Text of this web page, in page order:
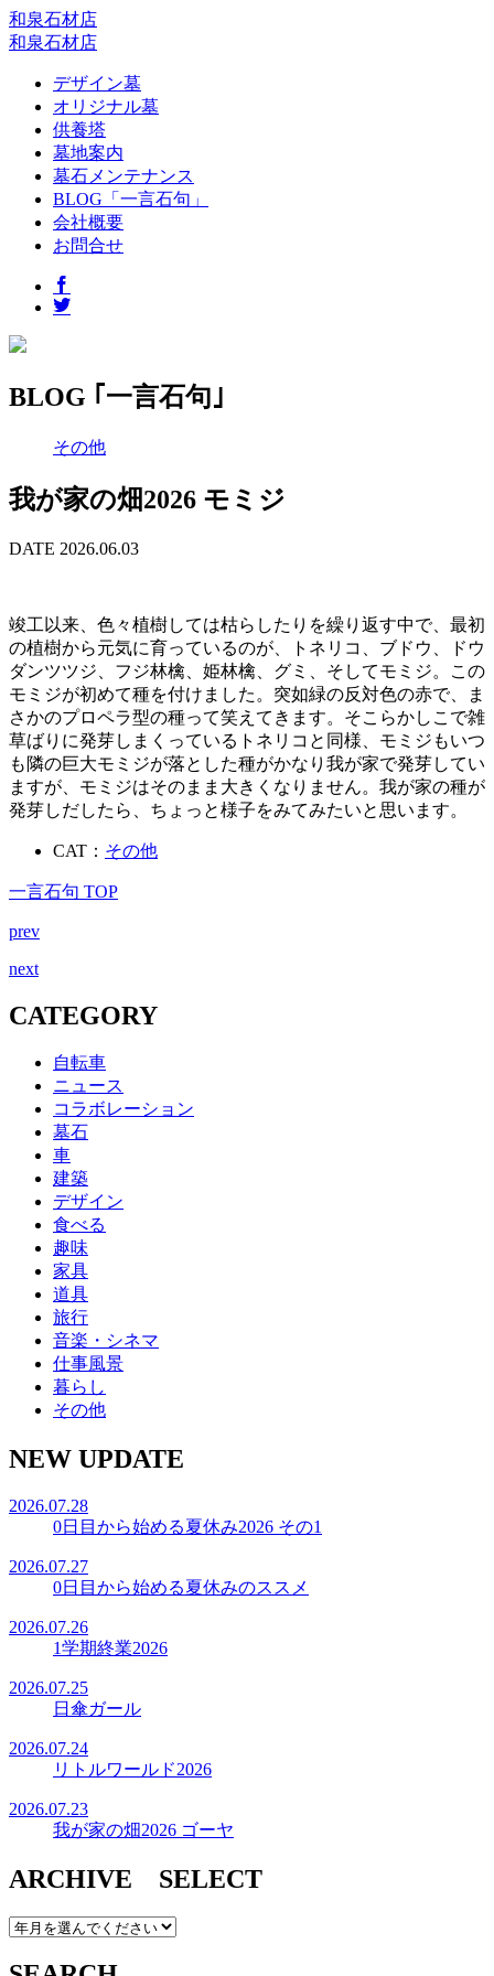
和泉石材店
和泉石材店
デザイン墓
オリジナル墓
供養塔
墓地案内
墓石メンテナンス
BLOG「一言石句」
会社概要
お問合せ
BLOG ｢一言石句｣
その他
我が家の畑2026 モミジ
DATE 2026.06.03
竣工以来、色々植樹しては枯らしたりを繰り返す中で、最初
の植樹から元気に育っているのが、トネリコ、ブドウ、ドウ
ダンツツジ、フジ林檎、姫林檎、グミ、そしてモミジ。この
モミジが初めて種を付けました。突如緑の反対色の赤で、ま
さかのプロペラ型の種って笑えてきます。そこらかしこで雑
草ばりに発芽しまくっているトネリコと同様、モミジもいつ
も隣の巨大モミジが落とした種がかなり我が家で発芽してい
ますが、モミジはそのまま大きくなりません。我が家の種が
発芽しだしたら、ちょっと様子をみてみたいと思います。
CAT： その他
一言石句 TOP
prev
next
CATEGORY
自転車
ニュース
コラボレーション
墓石
車
建築
デザイン
食べる
趣味
家具
道具
旅行
音楽・シネマ
仕事風景
暮らし
その他
NEW UPDATE
2026.07.28
0日目から始める夏休み2026 その1
2026.07.27
0日目から始める夏休みのススメ
2026.07.26
1学期終業2026
2026.07.25
日傘ガール
2026.07.24
リトルワールド2026
2026.07.23
我が家の畑2026 ゴーヤ
ARCHIVE SELECT